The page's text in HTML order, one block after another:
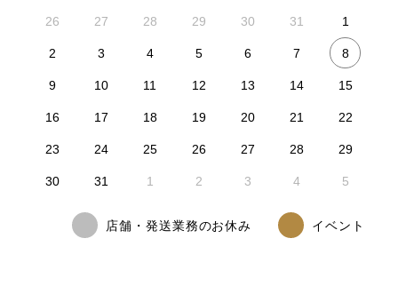
26 27 28 29 30 31 1
2 3 4 5 6 7 8
9 10 11 12 13 14 15
16 17 18 19 20 21 22
23 24 25 26 27 28 29
30 31 1 2 3 4 5
店舗・発送業務のお休み イベント